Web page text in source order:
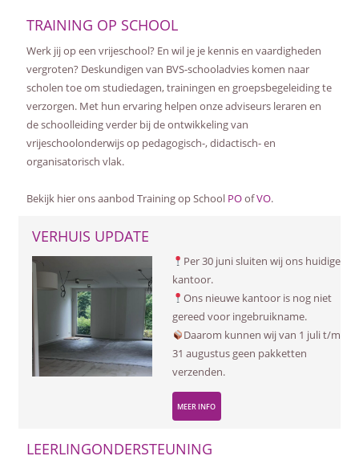
TRAINING OP SCHOOL
Werk jij op een vrijeschool? En wil je je kennis en vaardigheden
vergroten? Deskundigen van BVS-schooladvies komen naar
scholen toe om studiedagen, trainingen en groepsbegeleiding te
verzorgen. Met hun ervaring helpen onze adviseurs leraren en
de schoolleiding verder bij de ontwikkeling van
vrijeschoolonderwijs op pedagogisch-, didactisch- en
organisatorisch vlak.
Bekijk hier ons aanbod Training op School POofVO.
VERHUIS UPDATE
Per 30 juni sluiten wij ons huidige
kantoor.
Ons nieuwe kantoor is nog niet
gereed voor ingebruikname.
Daarom kunnen wij van 1 juli t/m
31 augustus geen pakketten
verzenden.
MEER INFO
LEERLINGONDERSTEUNING